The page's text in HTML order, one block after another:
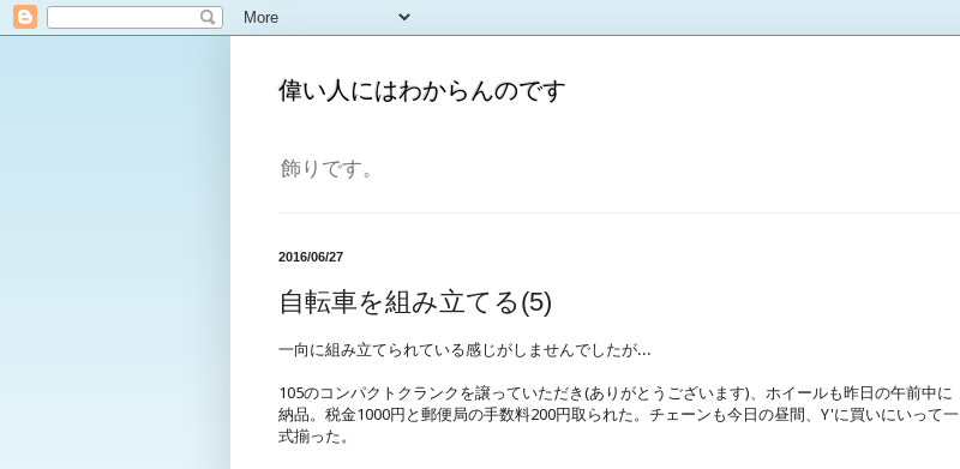
偉い人にはわからんのです
飾りです。
2016/06/27
自転車を組み立てる(5)
一向に組み立てられている感じがしませんでしたが...
105のコンパクトクランクを譲っていただき(ありがとうございます)、ホイールも昨日の午前中に
納品。税金1000円と郵便局の手数料200円取られた。チェーンも今日の昼間、Y'に買いにいって一
式揃った。